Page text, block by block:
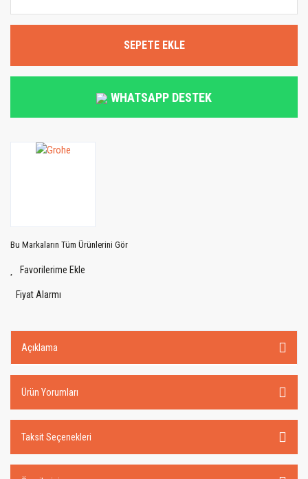
SEPETE EKLE
WHATSAPP DESTEK
Bu Markaların Tüm Ürünlerini Gör
Fiyat Alarmı
Açıklama
Ürün Yorumları
Taksit Seçenekleri